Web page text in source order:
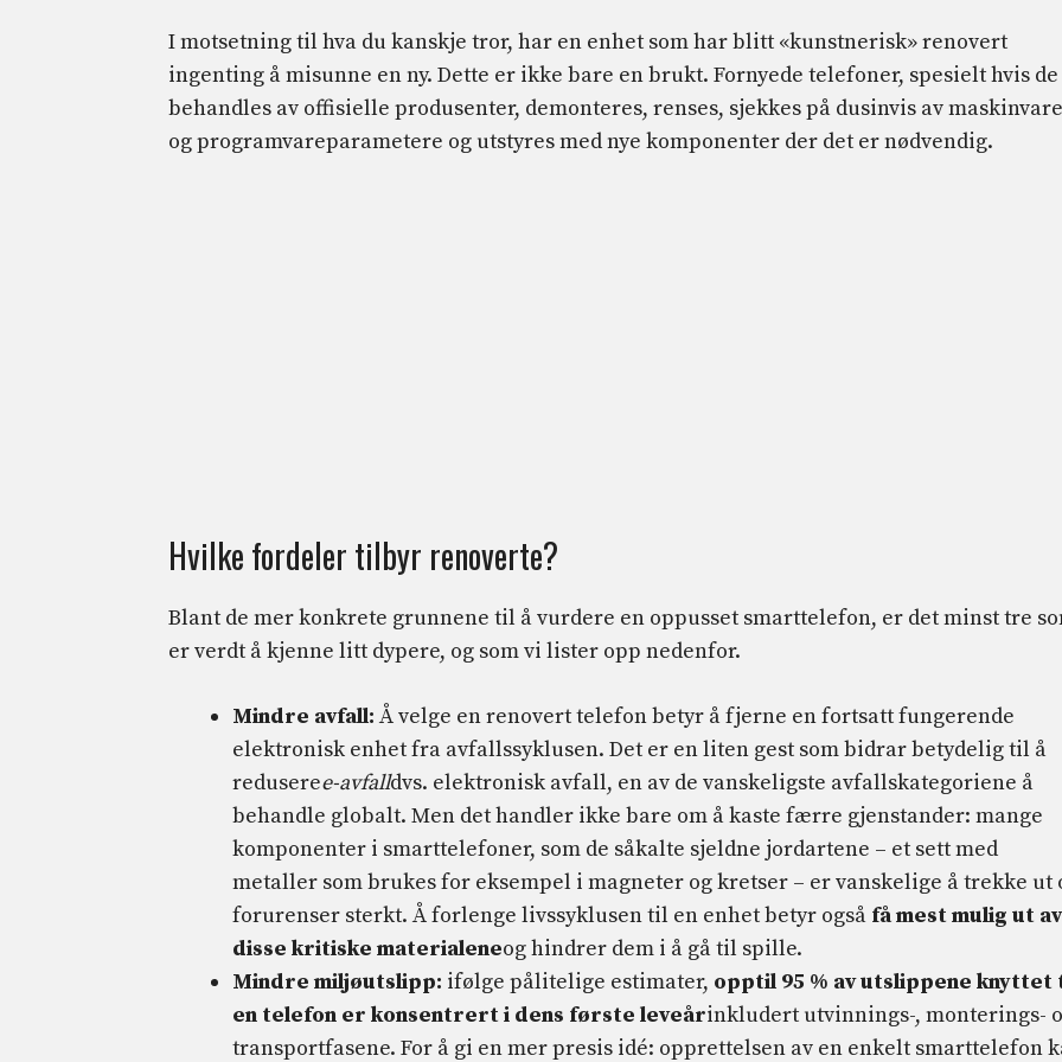
I motsetning til hva du kanskje tror, ​​har en enhet som har blitt «kunstnerisk» renovert
ingenting å misunne en ny. Dette er ikke bare en brukt. Fornyede telefoner, spesielt hvis de
behandles av offisielle produsenter, demonteres, renses, sjekkes på dusinvis av
og programvareparametere og utstyres med nye komponenter der det er nødvendig.
Hvilke fordeler tilbyr renoverte?
Blant de mer konkrete grunnene til å vurdere en oppusset smarttelefon, er det minst tre
er verdt å kjenne litt dypere, og som vi lister opp nedenfor.
Mindre avfall:Å velge en renovert telefon betyr å fjerne en fortsatt fungerende
elektronisk enhet fra avfallssyklusen. Det er en liten gest som bidrar betydelig til å
reduseree-avfalldvs. elektronisk avfall, en av de vanskeligste avfallskategoriene å
behandle globalt. Men det handler ikke bare om å kaste færre gjenstander: mange
komponenter i smarttelefoner, som de såkalte sjeldne jordartene – et sett med
metaller som brukes for eksempel i magneter og kretser – er vanskelige å trekke ut
forurenser sterkt. Å forlenge livssyklusen til en enhet betyr også få mest mulig ut av
disse kritiske materialeneog hindrer dem i å gå til spille.
Mindre miljøutslipp: ifølge pålitelige estimater, opptil 95 % av utslippene knyttet
en telefon er konsentrert i dens første leveårinkludert utvinnings-, monterings-
transportfasene. For å gi en mer presis idé: opprettelsen av en enkelt smarttelefon